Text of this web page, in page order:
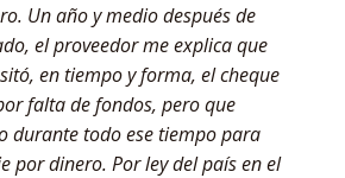
Un año y medio después de
el proveedor me explica que
en tiempo y forma, el cheque
falta de fondos, pero que
durante todo ese tiempo para
por dinero. Por ley del país en el